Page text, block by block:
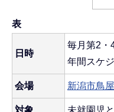
表
日時
毎月第2・
年間スケ
会場 新潟市鳥
対象 未就園児